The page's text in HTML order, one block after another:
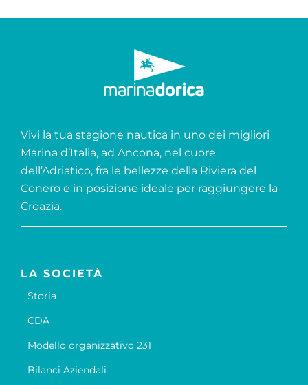
Vivi la tua stagione nautica in uno dei migliori
Marina d’Italia, ad Ancona, nel cuore
dell’Adriatico, fra le bellezze della Riviera del
Conero e in posizione ideale per raggiungere la
Croazia.
LA SOCIETÀ
Storia
CDA
Modello organizzativo 231
Bilanci Aziendali